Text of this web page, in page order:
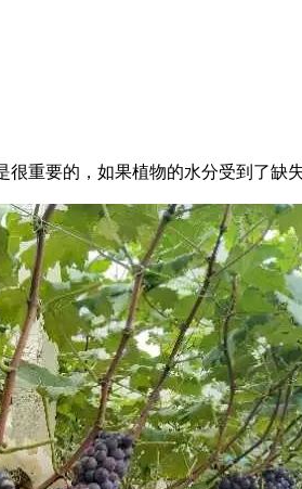
要的，如果植物的水分受到了缺失